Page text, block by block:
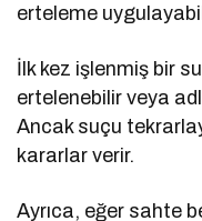
erteleme
İlk kez işlenmiş bir
ertelenebilir veya
Ancak suçu
kararlar verir.
Ayrıca, eğer sahte